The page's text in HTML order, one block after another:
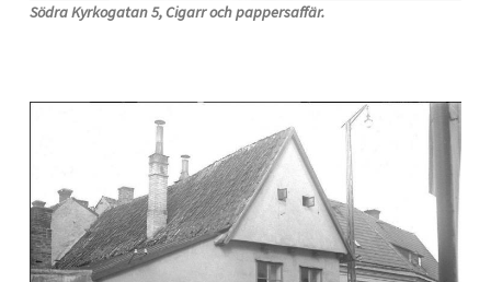
Södra Kyrkogatan 5, Cigarr och pappersaffär.